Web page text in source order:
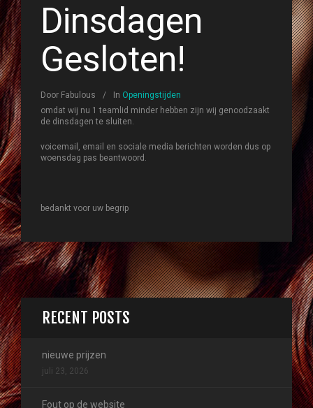
Dinsdagen
Gesloten!
Door Fabulous In Openingstijden
omdat wij nu 1 teamlid minder hebben zijn wij genoodzaakt
de dinsdagen te sluiten.
voicemail, email en sociale media berichten worden dus op
woensdag pas beantwoord.
bedankt voor uw begrip
RECENT POSTS
nieuwe prijzen
juli 23, 2026
Fout op de website